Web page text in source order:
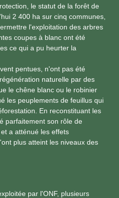
le statut de la forêt de
2 400 ha sur cinq communes,
l'exploitation des arbres
coupes à blanc ont été
ce qui a pu heurter la
pentues, n'ont pas été
naturelle par des
le chêne blanc ou le robinier
les peuplements de feuillus qui
En reconstituant les
parfaitement son rôle de
a atténué les effets
plus atteint les niveaux des
par l'ONF, plusieurs